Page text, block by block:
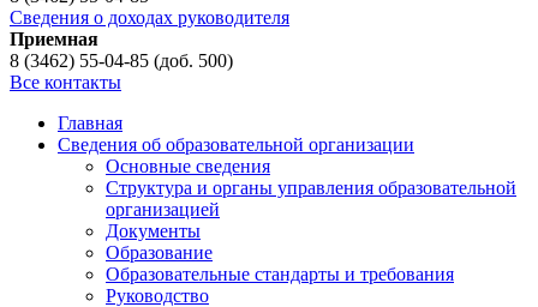
Сведения о доходах руководителя
Приемная
8 (3462) 55-04-85 (доб. 500)
Все контакты
Главная
Сведения об образовательной организации
Основные сведения
Структура и органы управления образовательной
организацией
Документы
Образование
Образовательные стандарты и требования
Руководство